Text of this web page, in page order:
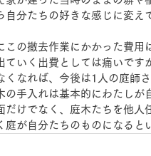
自分たちの好きな感じに変え
この撤去作業にかかった費用
ていく出費としては痛いです
くなれば、今後は1人の庭師
の手入れは基本的にわたしが
だけでなく、庭木たちを他人
庭が自分たちのものになると